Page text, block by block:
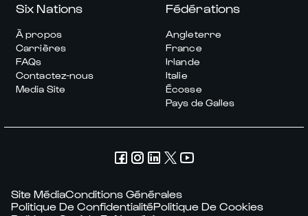
Six Nations
À propos
Carrières
FAQs
Contactez-nous
Media Site
Fédérations
Angleterre
France
Irlande
Italie
Écosse
Pays de Galles
Site MédiaConditions Générales
Politique De ConfidentialitéPolitique De Cookies